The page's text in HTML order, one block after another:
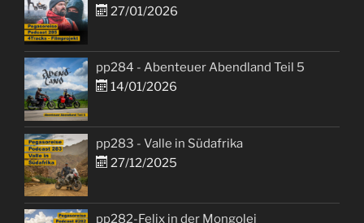
27/01/2026
pp284 - Abenteuer Abendland Teil 5
14/01/2026
pp283 - Valle in Südafrika
27/12/2025
pp282-Felix in der Mongolei